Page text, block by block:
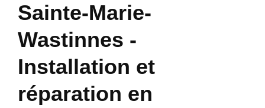
Sainte-Marie-
Wastinnes -
Installation et
réparation en